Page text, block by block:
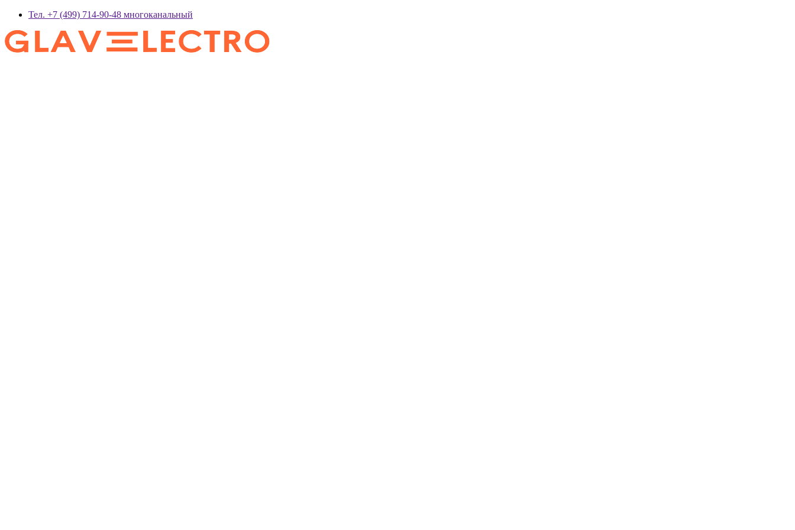
Тел. +7 (499) 714-90-48 многоканальный